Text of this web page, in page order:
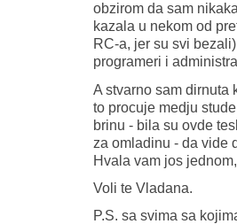
obzirom da sam
kazala u nekom od
RC-a, jer su svi
programeri i
A stvarno sam dirnuta
to procuje medju
brinu - bila su ovde
za omladinu - da vide
Hvala vam jos
Voli te Vladana.
P.S. sa svima sa